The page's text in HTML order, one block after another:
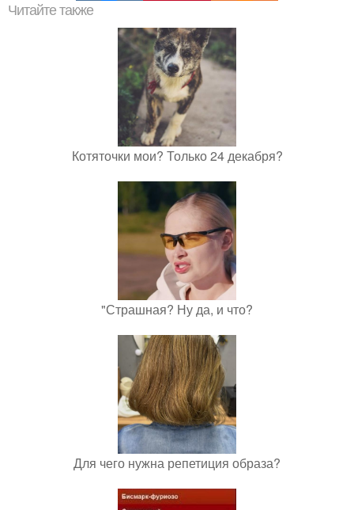
Читайте также
Котяточки мои? Только 24 декабря?
"Страшная? Ну да, и что?
Для чего нужна репетиция образа?